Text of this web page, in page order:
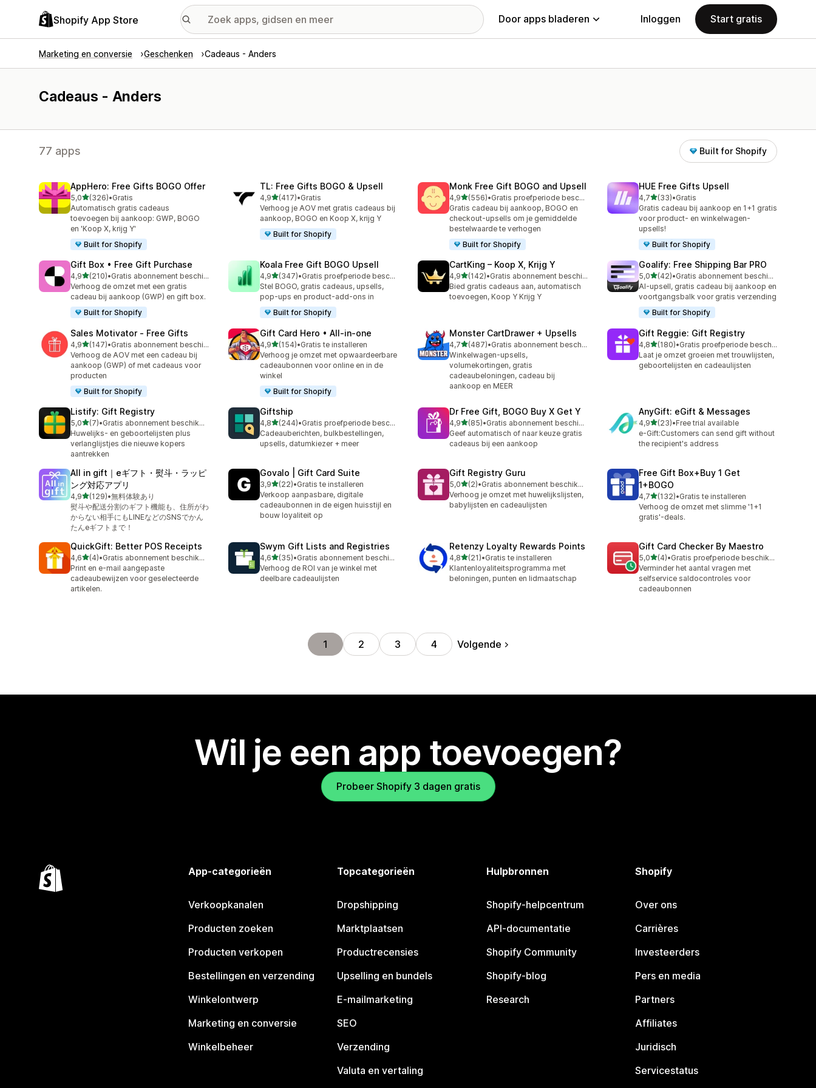
Shopify App Store Door apps bladeren Inloggen Start gratis
Marketing en conversie Geschenken Cadeaus - Anders
Cadeaus - Anders
77 apps Built for Shopify
AppHero: Free Gifts BOGO Offer
5,0van 5 sterren
(326)
326 recensies in totaal
•Gratis
Automatisch gratis cadeaus
toevoegen bij aankoop: GWP, BOGO
en 'Koop X, krijg Y'
Built for Shopify
TL: Free Gifts BOGO & Upsell
4,9van 5 sterren
(417)
417 recensies in totaal
•Gratis
Verhoog je AOV met gratis cadeaus bij
aankoop, BOGO en Koop X, krijg Y
Built for Shopify
Monk Free Gift BOGO and Upsell
4,9van 5 sterren
(556)
556 recensies in totaal
•
Gratis proefperiode beschikbaar
Gratis cadeau bij aankoop, BOGO en
checkout-upsells om je gemiddelde
bestelwaarde te verhogen
Built for Shopify
HUE Free Gifts Upsell
4,7van 5 sterren
(33)
33 recensies in totaal
•Gratis
Gratis cadeau bij aankoop en 1+1 gratis
voor product- en winkelwagen-
upsells!
Built for Shopify
Gift Box • Free Gift Purchase
4,9van 5 sterren
(210)
210 recensies in totaal
•
Gratis abonnement beschikbaar
Verhoog de omzet met een gratis
cadeau bij aankoop (GWP) en gift box.
Built for Shopify
Koala Free Gift BOGO Upsell
4,9van 5 sterren
(347)
347 recensies in totaal
•
Gratis proefperiode beschikbaar
Stel BOGO, gratis cadeaus, upsells,
pop-ups en product-add-ons in
Built for Shopify
CartKing – Koop X, Krijg Y
4,9van 5 sterren
(142)
142 recensies in totaal
•
Gratis abonnement beschikbaar
Bied gratis cadeaus aan, automatisch
toevoegen, Koop Y Krijg Y
Goalify: Free Shipping Bar PRO
5,0van 5 sterren
(42)
42 recensies in totaal
•
Gratis abonnement beschikbaar
AI-upsell, gratis cadeau bij aankoop en
voortgangsbalk voor gratis verzending
Built for Shopify
Sales Motivator ‑ Free Gifts
4,9van 5 sterren
(147)
147 recensies in totaal
•
Gratis abonnement beschikbaar
Verhoog de AOV met een cadeau bij
aankoop (GWP) of met cadeaus voor
producten
Built for Shopify
Gift Card Hero • All‑in‑one
4,9van 5 sterren
(154)
154 recensies in totaal
•Gratis te installeren
Verhoog je omzet met opwaardeerbare
cadeaubonnen voor online en in de
winkel
Built for Shopify
Monster CartDrawer + Upsells
4,7van 5 sterren
(487)
487 recensies in totaal
•
Gratis abonnement beschikbaar
Winkelwagen-upsells,
volumekortingen, gratis
cadeaubeloningen, cadeau bij
aankoop en MEER
Gift Reggie: Gift Registry
4,8van 5 sterren
(180)
180 recensies in totaal
•
Gratis proefperiode beschikbaar
Laat je omzet groeien met trouwlijsten,
geboortelijsten en cadeaulijsten
Listify: Gift Registry
5,0van 5 sterren
(7)
7 recensies in totaal
•
Gratis abonnement beschikbaar
Huwelijks- en geboortelijsten plus
verlanglijstjes die nieuwe kopers
aantrekken
Giftship
4,8van 5 sterren
(244)
244 recensies in totaal
•
Gratis proefperiode beschikbaar
Cadeauberichten, bulkbestellingen,
upsells, datumkiezer + meer
Dr Free Gift, BOGO Buy X Get Y
4,9van 5 sterren
(85)
85 recensies in totaal
•
Gratis abonnement beschikbaar
Geef automatisch of naar keuze gratis
cadeaus bij een aankoop
AnyGift: eGift & Messages
4,9van 5 sterren
(23)
23 recensies in totaal
•Free trial available
e-Gift:Customers can send gift without
the recipient's address
All in gift｜eギフト・熨斗・ラッピ
ング対応アプリ
4,9van 5 sterren
(129)
129 recensies in totaal
•無料体験あり
熨斗や配送分割のギフト機能も、住所がわ
からない相手にもLINEなどのSNSでかん
たんeギフトまで！
Govalo | Gift Card Suite
3,9van 5 sterren
(22)
22 recensies in totaal
•Gratis te installeren
Verkoop aanpasbare, digitale
cadeaubonnen in de eigen huisstijl en
bouw loyaliteit op
Gift Registry Guru
5,0van 5 sterren
(2)
2 recensies in totaal
•
Gratis abonnement beschikbaar
Verhoog je omzet met huwelijkslijsten,
babylijsten en cadeaulijsten
Free Gift Box+Buy 1 Get
1+BOGO
4,7van 5 sterren
(132)
132 recensies in totaal
•Gratis te installeren
Verhoog de omzet met slimme '1+1
gratis'-deals.
QuickGift: Better POS Receipts
4,6van 5 sterren
(4)
4 recensies in totaal
•
Gratis abonnement beschikbaar
Print en e-mail aangepaste
cadeaubewijzen voor geselecteerde
artikelen.
Swym Gift Lists and Registries
4,6van 5 sterren
(35)
35 recensies in totaal
•
Gratis abonnement beschikbaar
Verhoog de ROI van je winkel met
deelbare cadeaulijsten
Retenzy Loyalty Rewards Points
4,8van 5 sterren
(21)
21 recensies in totaal
•Gratis te installeren
Klantenloyaliteitsprogramma met
beloningen, punten en lidmaatschap
Gift Card Checker By Maestro
5,0van 5 sterren
(4)
4 recensies in totaal
•
Gratis proefperiode beschikbaar
Verminder het aantal vragen met
selfservice saldocontroles voor
cadeaubonnen
1 2 3 4 Volgende
Wil je een app toevoegen?
Probeer Shopify 3 dagen gratis
App-categorieën
Verkoopkanalen
Producten zoeken
Producten verkopen
Bestellingen en verzending
Winkelontwerp
Marketing en conversie
Winkelbeheer
Topcategorieën
Dropshipping
Marktplaatsen
Productrecensies
Upselling en bundels
E-mailmarketing
SEO
Verzending
Valuta en vertaling
Hulpbronnen
Shopify-helpcentrum
API-documentatie
Shopify Community
Shopify-blog
Research
Shopify
Over ons
Carrières
Investeerders
Pers en media
Partners
Affiliates
Juridisch
Servicestatus